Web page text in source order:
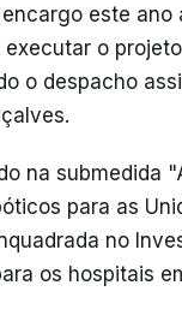
este
o
o despacho
na submedida
para as
no
os hospitais